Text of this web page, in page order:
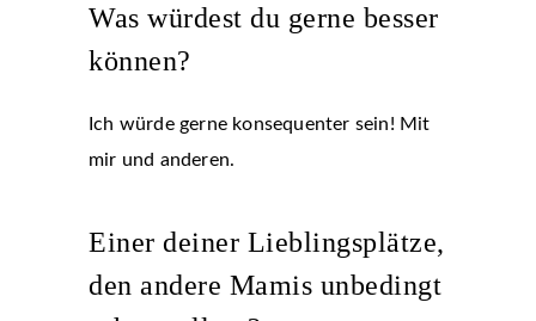
Was würdest du gerne besser
können?
Ich würde gerne konsequenter sein! Mit
mir und anderen.
Einer deiner Lieblingsplätze,
den andere Mamis unbedingt